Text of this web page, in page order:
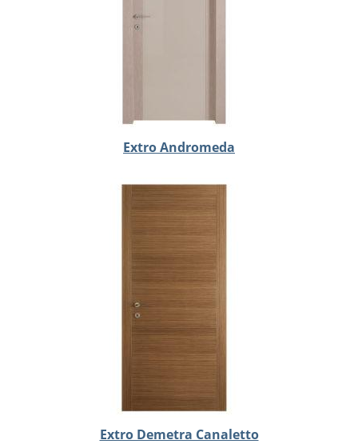
Extro Andromeda
Extro Demetra Canaletto